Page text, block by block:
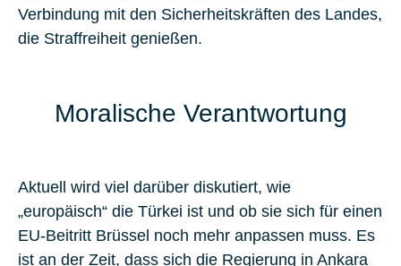
Verbindung mit den Sicherheitskräften des Landes,
die Straffreiheit genießen.
Moralische Verantwortung
Aktuell wird viel darüber diskutiert, wie
„europäisch“ die Türkei ist und ob sie sich für einen
EU-Beitritt Brüssel noch mehr anpassen muss. Es
ist an der Zeit, dass sich die Regierung in Ankara